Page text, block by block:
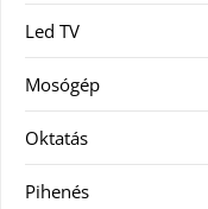
Led TV
Mosógép
Oktatás
Pihenés